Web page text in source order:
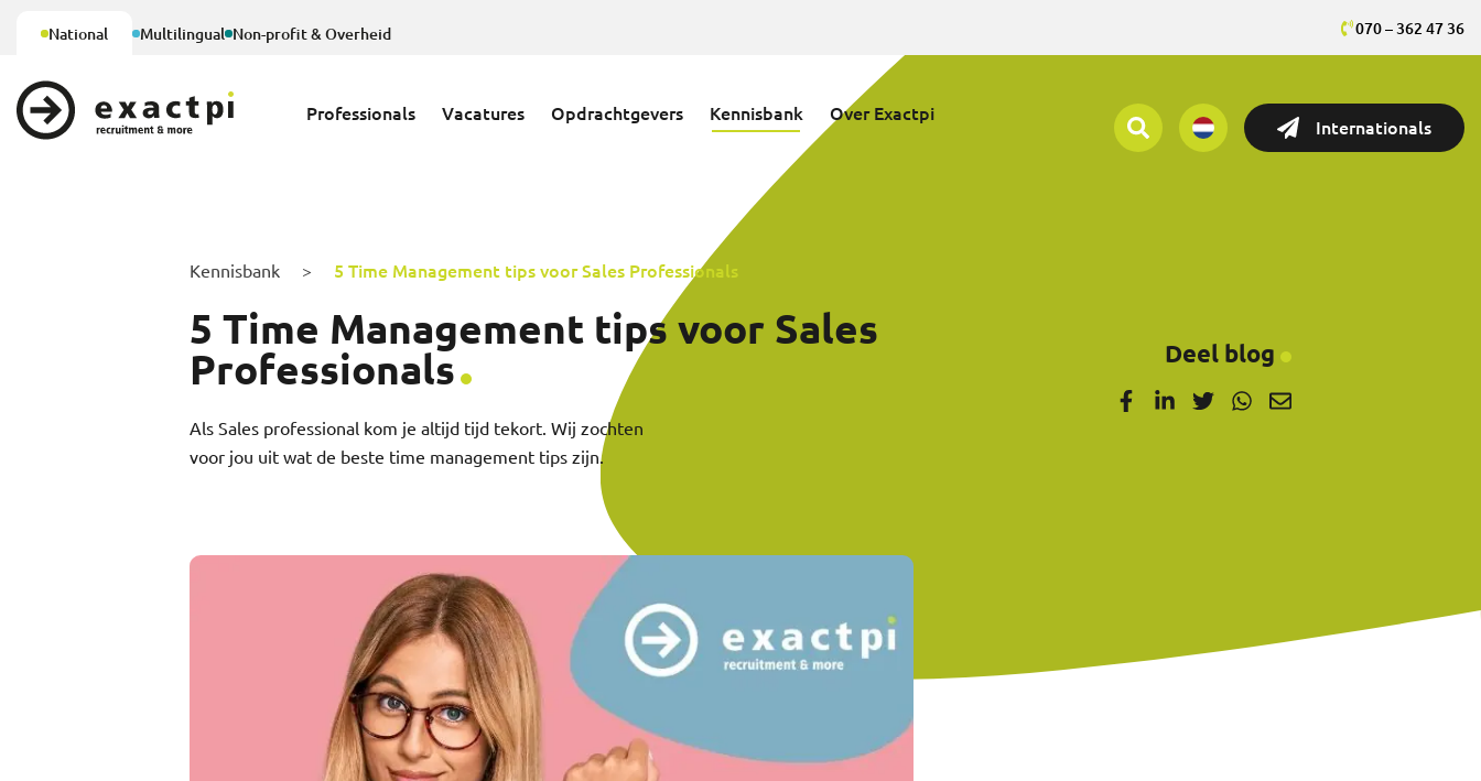
National Multilingual Non-profit & Overheid 070 – 362 47 36
Professionals Vacatures Opdrachtgevers Kennisbank Over Exactpi
Internationals
Kennisbank > 5 Time Management tips voor Sales Professionals
5 Time Management tips voor Sales
Professionals
Als Sales professional kom je altijd tijd tekort. Wij zochten
voor jou uit wat de beste time management tips zijn.
Deel blog